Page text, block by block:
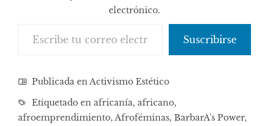
electrónico.
Suscribirse
Publicada en Activismo Estético
Etiquetado en africanía, africano,
afroemprendimiento, Afroféminas, BarbarA's Power,